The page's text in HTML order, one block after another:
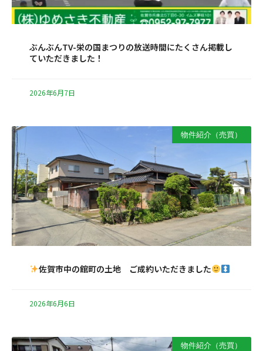
ぶんぶんTV-栄の国まつりの放送時間にたくさん掲載し
ていただきました！
2026年6月7日
物件紹介（売買）
佐賀市中の館町の土地 ご成約いただきました
2026年6月6日
物件紹介（売買）